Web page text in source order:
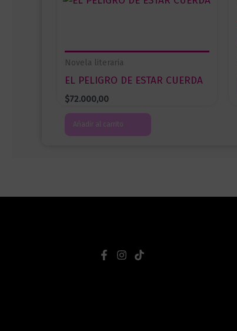
Novela literaria
EL PELIGRO DE ESTAR CUERDA
$72.000,00
Añadir al carrito